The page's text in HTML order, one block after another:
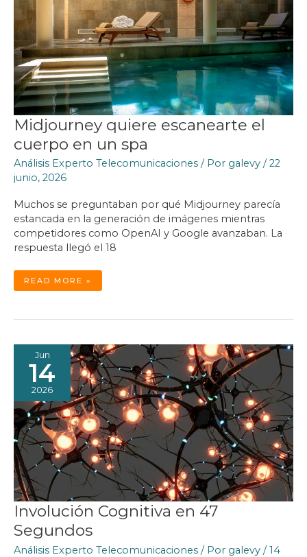
Midjourney quiere escanearte el
cuerpo en un spa
Análisis Experto Telecomunicaciones / Por galevy /22
junio, 2026
Muchos se preguntaban por qué Midjourney parecía
estancada en la generación de imágenes mientras
competidores como OpenAI y Google avanzaban. La
respuesta llegó el 18
MIDJOURNEY
QUIERE
ESCANEARTE
UN
READ MORE »
Jun
14
2026
Involución Cognitiva en 47
Segundos
Análisis Experto Telecomunicaciones / Por galevy /14